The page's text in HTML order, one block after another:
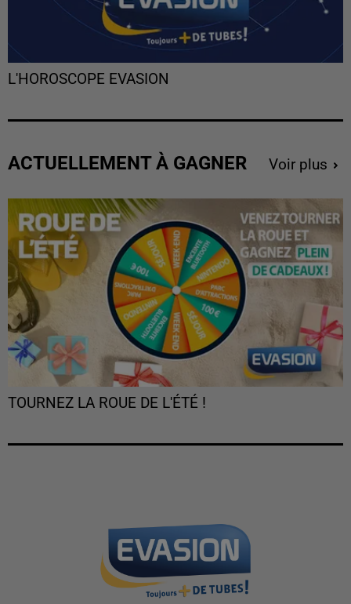
L'HOROSCOPE EVASION
ACTUELLEMENT À GAGNER Voir plus
TOURNEZ LA ROUE DE L'ÉTÉ !